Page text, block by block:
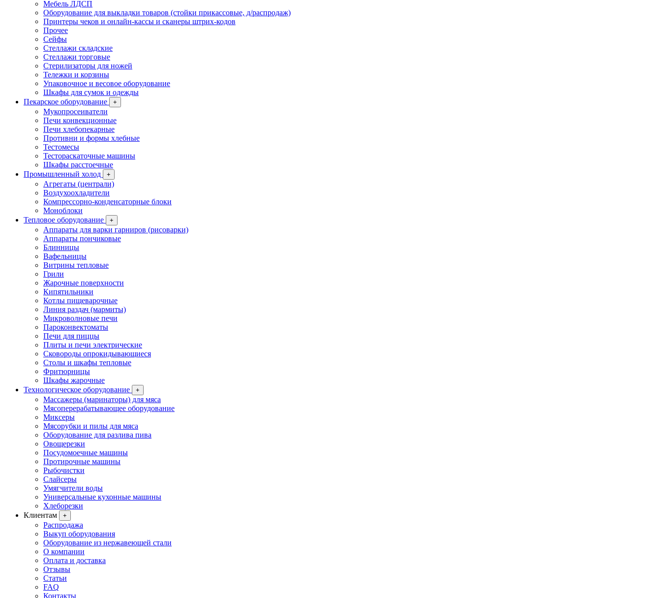
Мебель ЛДСП
Оборудование для выкладки товаров (стойки прикассовые, д/распродаж)
Принтеры чеков и онлайн-кассы и сканеры штрих-кодов
Прочее
Сейфы
Стеллажи складские
Стеллажи торговые
Стерилизаторы для ножей
Тележки и корзины
Упаковочное и весовое оборудование
Шкафы для сумок и одежды
Пекарское оборудование
+
Мукопросеиватели
Печи конвекционные
Печи хлебопекарные
Противни и формы хлебные
Тестомесы
Тестораскаточные машины
Шкафы расстоечные
Промышленный холод
+
Агрегаты (централи)
Воздухоохладители
Компрессорно-конденсаторные блоки
Моноблоки
Тепловое оборудование
+
Аппараты для варки гарниров (рисоварки)
Аппараты пончиковые
Блинницы
Вафельницы
Витрины тепловые
Грили
Жарочные поверхности
Кипятильники
Котлы пищеварочные
Линия раздач (мармиты)
Микроволновые печи
Пароконвектоматы
Печи для пиццы
Плиты и печи электрические
Сковороды опрокидывающиеся
Столы и шкафы тепловые
Фритюрницы
Шкафы жарочные
Технологическое оборудование
+
Массажеры (маринаторы) для мяса
Мясоперерабатывающее оборудование
Миксеры
Мясорубки и пилы для мяса
Оборудование для разлива пива
Овощерезки
Посудомоечные машины
Протирочные машины
Рыбочистки
Слайсеры
Умягчители воды
Универсальные кухонные машины
Хлеборезки
Клиентам
+
Распродажа
Выкуп оборудования
Оборудование из нержавеющей стали
О компании
Оплата и доставка
Отзывы
Статьи
FAQ
Контакты